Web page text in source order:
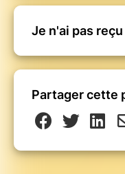
Je n'ai pas
Partager cette